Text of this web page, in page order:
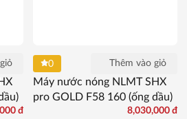
đ
0 Thêm vào giỏ
Máy nước nóng NLMT SHX
pro GOLD F58 160 (ống dầu)
8,030,000 đ